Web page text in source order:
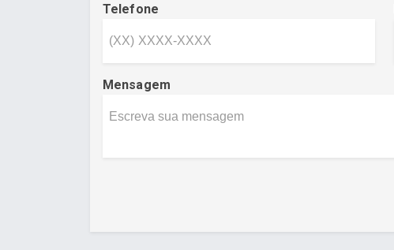
Telefone
Mensagem